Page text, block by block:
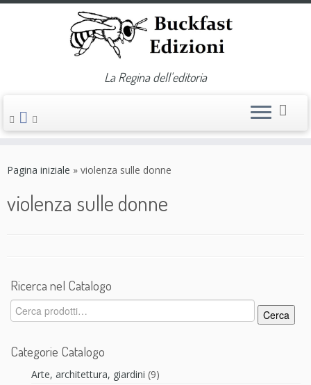
La Regina dell'editoria
Pagina iniziale » violenza sulle donne
violenza sulle donne
Ricerca nel Catalogo
Cerca:
Cerca
Categorie Catalogo
Arte, architettura, giardini (9)